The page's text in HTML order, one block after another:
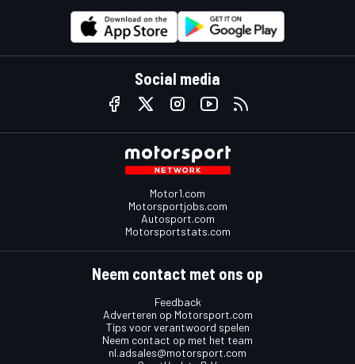
Social media
Motor1.com
Motorsportjobs.com
Autosport.com
Motorsportstats.com
Neem contact met ons op
Feedback
Adverteren op Motorsport.com
Tips voor verantwoord spelen
Neem contact op met het team
nl.adsales@motorsport.com